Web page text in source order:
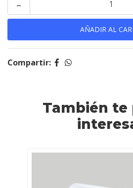
Compartir:
También te